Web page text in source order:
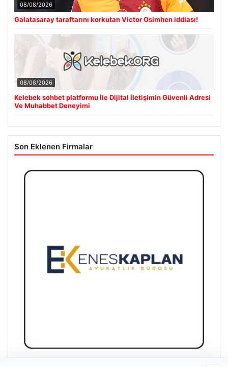
08/08/2026
Galatasaray taraftarını korkutan Victor Osimhen iddiası!
08/08/2026
Kelebek sohbet platformu İle Dijital İletişimin Güvenli Adresi
Ve Muhabbet Deneyimi
Son Eklenen Firmalar